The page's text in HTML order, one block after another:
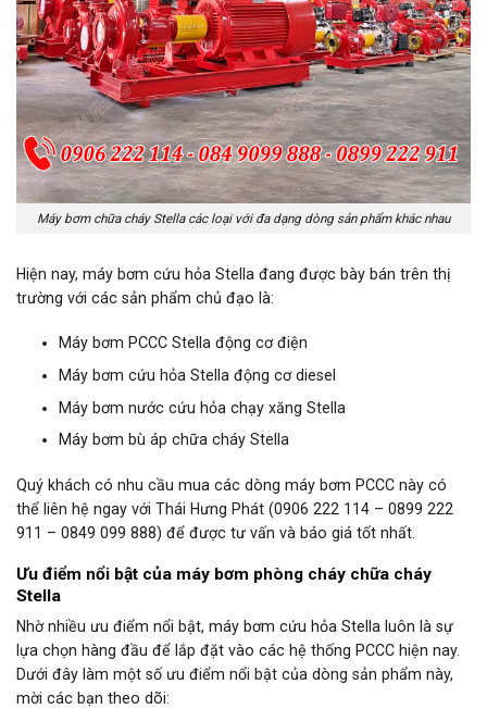
Máy bơm chữa cháy Stella các loại với đa dạng dòng sản phẩm khác nhau
Hiện nay, máy bơm cứu hỏa Stella đang được bày bán trên thị
trường với các sản phẩm chủ đạo là:
Máy bơm PCCC Stella động cơ điện
Máy bơm cứu hỏa Stella động cơ diesel
Máy bơm nước cứu hỏa chạy xăng Stella
Máy bơm bù áp chữa cháy Stella
Quý khách có nhu cầu mua các dòng máy bơm PCCC này có
thể liên hệ ngay với Thái Hưng Phát (0906 222 114 – 0899 222
911 – 0849 099 888) để được tư vấn và báo giá tốt nhất.
Ưu điểm nổi bật của máy bơm phòng cháy chữa cháy
Stella
Nhờ nhiều ưu điểm nổi bật, máy bơm cứu hỏa Stella luôn là sự
lựa chọn hàng đầu để lắp đặt vào các hệ thống PCCC hiện nay.
Dưới đây làm một số ưu điểm nổi bật của dòng sản phẩm này,
mời các bạn theo dõi: